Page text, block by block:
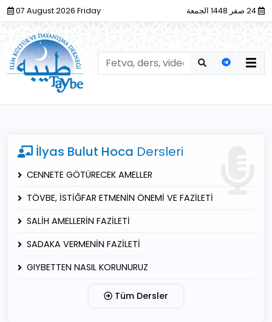
07 August 2026 Friday 24 صفر 1448 الجمعة
İlyas Bulut Hoca Dersleri
CENNETE GÖTÜRECEK AMELLER
TÖVBE, İSTİĞFAR ETMENİN ÖNEMİ VE FAZİLETİ
SALİH AMELLERİN FAZİLETİ
SADAKA VERMENİN FAZİLETİ
GIYBETTEN NASIL KORUNURUZ
Tüm Dersler